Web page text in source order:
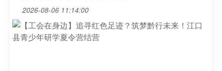
2026-08-06 11:14:00